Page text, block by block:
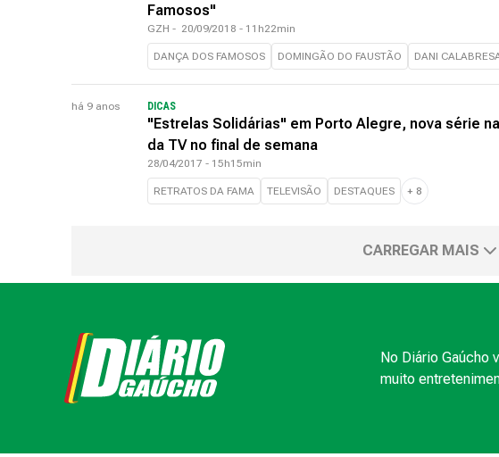
Famosos"
GZH - 20/09/2018 - 11h22min
DANÇA DOS FAMOSOS DOMINGÃO DO FAUSTÃO DANI
há 9 anos DICAS
"Estrelas Solidárias" em Porto Alegre, nova série
da TV no final de semana
28/04/2017 - 15h15min
RETRATOS DA FAMA TELEVISÃO DESTAQUES + 8
CARREGAR MAIS
No Diário Gaúcho
muito